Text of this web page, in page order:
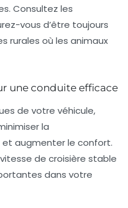
Consultez les
vous d’être toujours
rurales où les animaux
une conduite efficace
de votre véhicule,
la
augmenter le confort.
de croisière stable
dans votre